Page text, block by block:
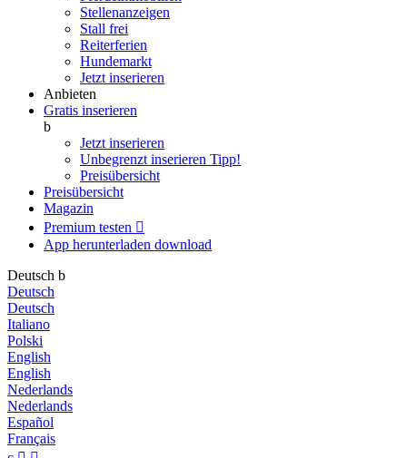
Stellenanzeigen
Stall frei
Reiterferien
Hundemarkt
Jetzt inserieren
Anbieten
Gratis inserieren
b
Jetzt inserieren
Unbegrenzt inserieren Tipp!
Preisübersicht
Preisübersicht
Magazin
Premium testen 
App herunterladen download
Deutsch b
Deutsch
Deutsch
Italiano
Polski
English
English
Nederlands
Nederlands
Español
Français